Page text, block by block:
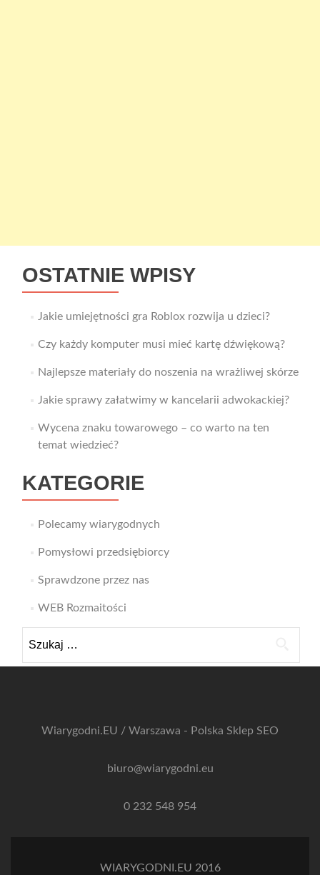
OSTATNIE WPISY
Jakie umiejętności gra Roblox rozwija u dzieci?
Czy każdy komputer musi mieć kartę dźwiękową?
Najlepsze materiały do noszenia na wrażliwej skórze
Jakie sprawy załatwimy w kancelarii adwokackiej?
Wycena znaku towarowego – co warto na ten
temat wiedzieć?
KATEGORIE
Polecamy wiarygodnych
Pomysłowi przedsiębiorcy
Sprawdzone przez nas
WEB Rozmaitości
Wiarygodni.EU / Warszawa - Polska Sklep SEO
biuro@wiarygodni.eu
0 232 548 954
WIARYGODNI.EU 2016